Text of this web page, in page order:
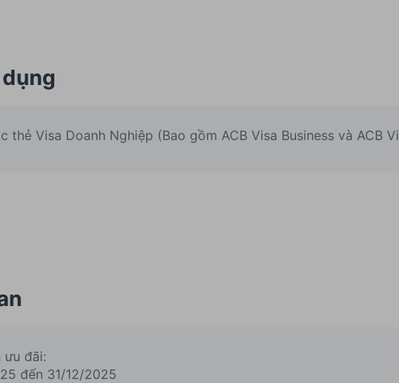
thẻ Visa Doanh Nghiệp (Bao gồm ACB Visa Business và ACB
ưu đãi:
đến 31/12/2025